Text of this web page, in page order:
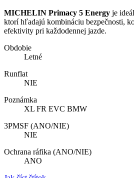
MICHELIN Primacy 5 Energy je
ktorí hľadajú kombináciu bezpečnosti,
efektivity pri každodennej jazde.
Obdobie
Letné
Runflat
NIE
Poznámka
XL FR EVC BMW
3PMSF (ANO/NIE)
NIE
Ochrana ráfika (ANO/NIE)
ANO